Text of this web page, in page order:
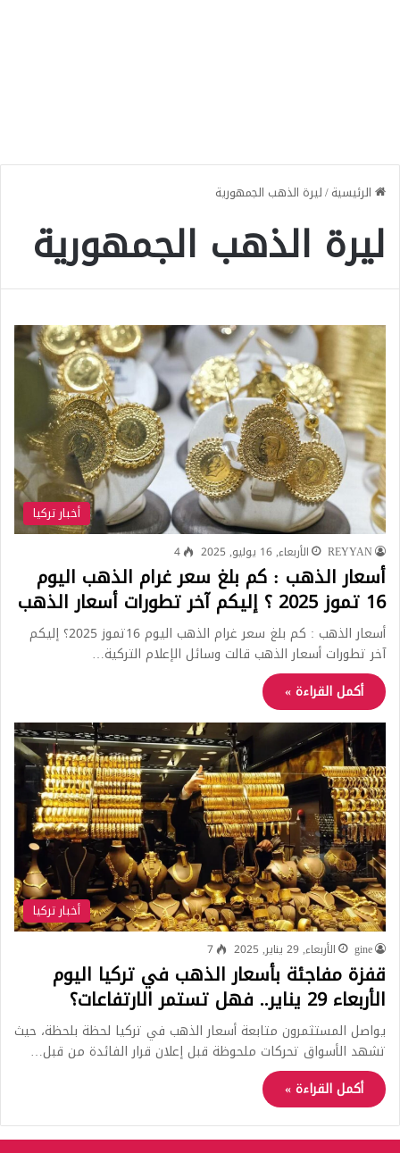
الرئيسية/ليرة الذهب الجمهورية
ليرة الذهب الجمهورية
أخبار تركيا
REYYAN الأربعاء, 16 يوليو, 2025 4
أسعار الذهب : كم بلغ سعر غرام الذهب اليوم
16 تموز 2025 ؟ إليكم آخر تطورات أسعار الذهب
أسعار الذهب : كم بلغ سعر غرام الذهب اليوم 16تموز 2025؟ إليكم
آخر تطورات أسعار الذهب قالت وسائل الإعلام التركية…
أكمل القراءة »
أخبار تركيا
gine الأربعاء, 29 يناير, 2025 7
قفزة مفاجئة بأسعار الذهب في تركيا اليوم
الأربعاء 29 يناير.. فهل تستمر الارتفاعات؟
يواصل المستثمرون متابعة أسعار الذهب في تركيا لحظة بلحظة، حيث
تشهد الأسواق تحركات ملحوظة قبل إعلان قرار الفائدة من قبل…
أكمل القراءة »